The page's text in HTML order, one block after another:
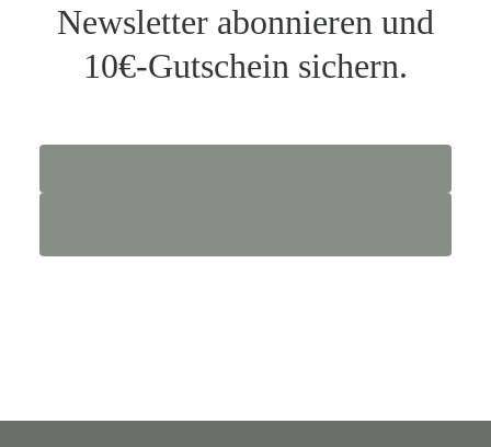
Newsletter abonnieren und
10€-Gutschein sichern.